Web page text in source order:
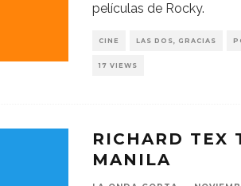
películas de Rocky.
CINE LAS DOS, GRACIAS
17 VIEWS
RICHARD TEX
MANILA